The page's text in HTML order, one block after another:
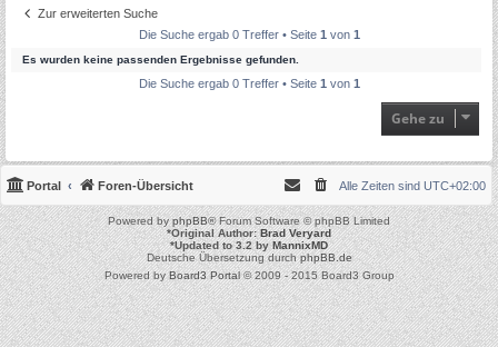
Zur erweiterten Suche
Die Suche ergab 0 Treffer • Seite 1 von 1
Es wurden keine passenden Ergebnisse gefunden.
Die Suche ergab 0 Treffer • Seite 1 von 1
Gehe zu
Portal Foren-Übersicht Alle Zeiten sind UTC+02:00
Powered byphpBB® Forum Software © phpBB Limited
*Original Author:Brad Veryard
*Updated to 3.2 byMannixMD
Deutsche Übersetzung durchphpBB.de
Powered byBoard3 Portal© 2009 - 2015 Board3 Group